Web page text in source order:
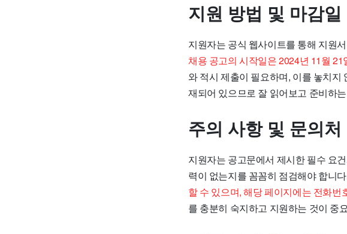
지원 방법 및 마감일
지원자는 공식 웹사이트를 통해 지원
채용 공고의 시작일은 2024년 11월
와 적시 제출이 필요하며, 이를 놓치
재되어 있으므로 잘 읽어보고 준비하
주의 사항 및 문의처
지원자는 공고문에서 제시한 필수 요
력이 없는지를 꼼꼼히 점검해야 합니
할 수 있으며, 해당 페이지에는 전화
를 충분히 숙지하고 지원하는 것이 중